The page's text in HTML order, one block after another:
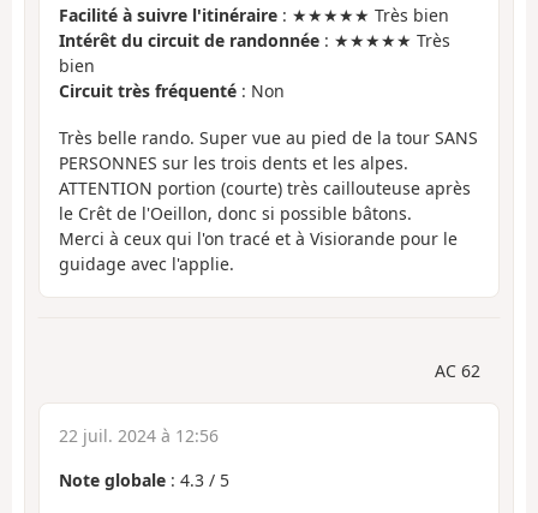
Facilité à suivre l'itinéraire : ★★★★★ Très bien
Intérêt du circuit de randonnée : ★★★★★ Très
bien
Circuit très fréquenté : Non
Très belle rando. Super vue au pied de la tour SANS
PERSONNES sur les trois dents et les alpes.
ATTENTION portion (courte) très caillouteuse après
le Crêt de l'Oeillon, donc si possible bâtons.
Merci à ceux qui l'on tracé et à Visiorande pour le
guidage avec l'applie.
AC 62
22 juil. 2024 à 12:56
Note globale : 4.3 / 5